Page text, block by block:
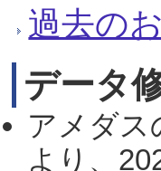
過去の
データ
アメダス
より、